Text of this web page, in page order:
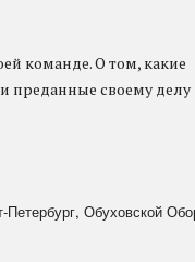
команде. О том, какие
преданные своему делу
Петербург, Обуховской